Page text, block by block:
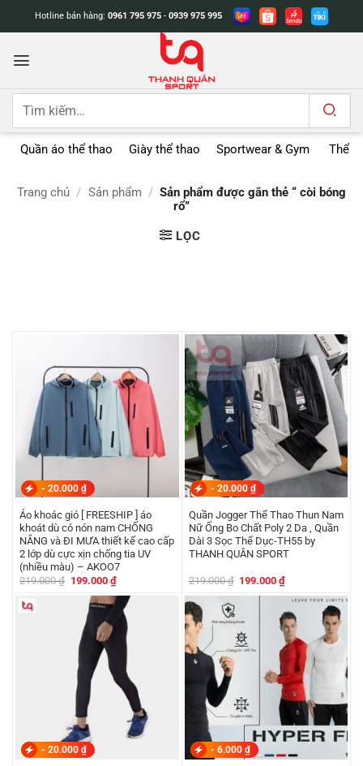
dung
Hotline bán hàng: 0961 795 975 - 0939 975 995
Tìm
Quần áo thể thao Giày thể thao Sportwear & Gym Thể
Trang chủ / Sản phẩm / Sản phẩm được gắn thẻ “ còi bóng
rổ”
LỌC
- 20.000 ₫
Áo khoác gió [ FREESHIP ] áo
khoát dù có nón nam CHỐNG
NẮNG và ĐI MƯA thiết kế cao cấp
2 lớp dù cực xịn chống tia UV
(nhiều màu) – AKOO7
219.000₫ Giá
219.000 ₫.
199.000 ₫Giá
hiện
tại
là:
199.000 ₫.
- 20.000 ₫
Quần Jogger Thể Thao Thun Nam
Nữ Ống Bo Chất Poly 2 Da , Quần
Dài 3 Sọc Thể Dục-TH55 by
THANH QUÂN SPORT
219.000₫ Giá
là:
219.000 ₫.
199.000₫Giá
tại
là:
199.000 ₫.
- 20.000 ₫ - 6.000 ₫